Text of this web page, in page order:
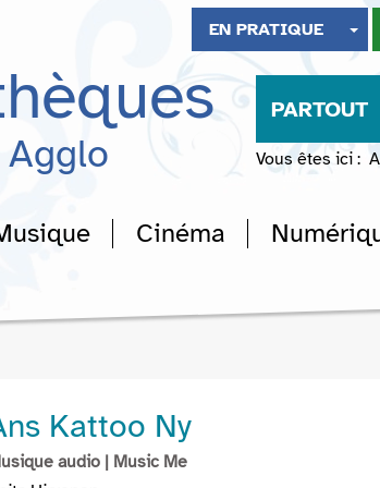
EN PRATIQUE
PARTOUT
Vous êtes ici :
Cinéma
Kattoo Ny
audio | Music Me